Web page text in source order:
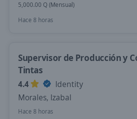
5,000.00 Q (Mensual)
Hace 8 horas
Supervisor de Producción y
Tintas
4.4
Identity
Morales, Izabal
Hace 8 horas